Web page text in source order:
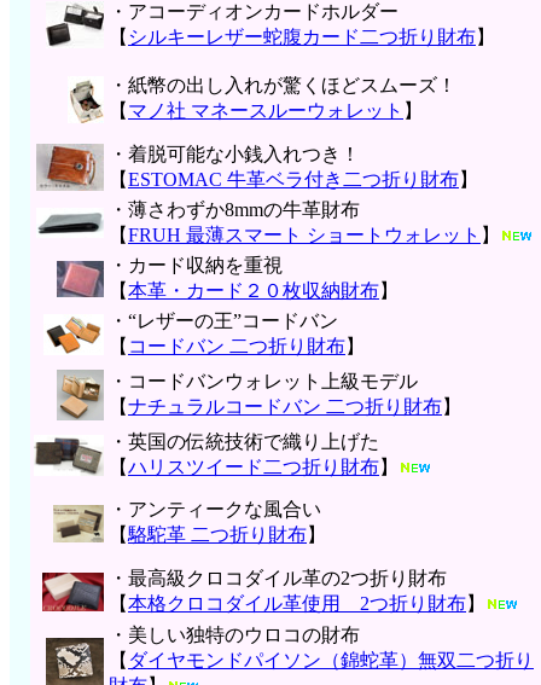
・アコーディオンカードホルダー
【 シルキーレザー蛇腹カード二つ折り財布】
・紙幣の出し入れが驚くほどスムーズ！
【 マノ社 マネースルーウォレット 】
・着脱可能な小銭入れつき！
【ESTOMAC 牛革ベラ付き二つ折り財布】
・薄さわずか8mmの牛革財布
【FRUH 最薄スマート ショートウォレット 】
・カード収納を重視
【本革・カード２０枚収納財布】
・“レザーの王”コードバン
【 コードバン 二つ折り財布】
・コードバンウォレット上級モデル
【ナチュラルコードバン 二つ折り財布】
・英国の伝統技術で織り上げた
【ハリスツイード二つ折り財布】
・アンティークな風合い
【駱駝革 二つ折り財布】
・最高級クロコダイル革の2つ折り財布
【本格クロコダイル革使用 2つ折り財布】
・美しい独特のウロコの財布
【 ダイヤモンドパイソン（錦蛇革）無双二つ折り